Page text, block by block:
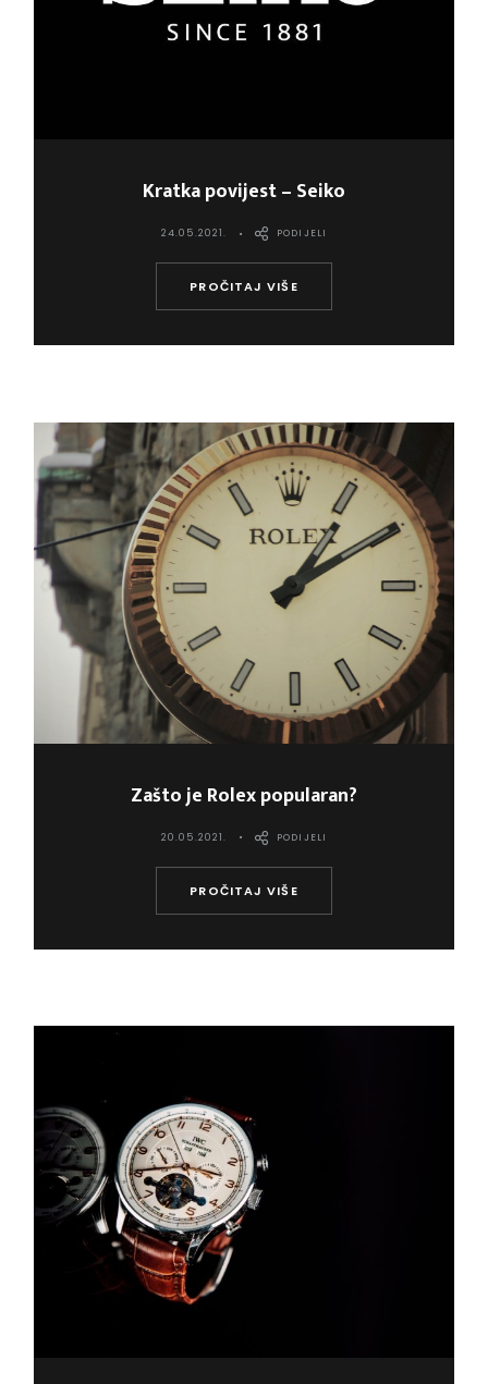
Kratka povijest – Seiko
24.05.2021.
PROČITAJ VIŠE
PODIJELI
Zašto je Rolex popularan?
20.05.2021.
PROČITAJ VIŠE
PODIJELI